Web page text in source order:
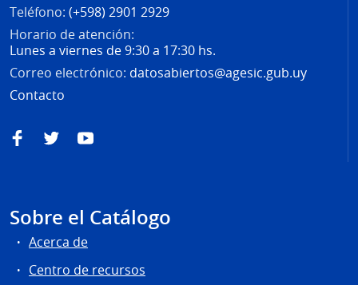
Teléfono: (+598) 2901 2929
Horario de atención:
Lunes a viernes de 9:30 a 17:30 hs.
Correo electrónico: datosabiertos@agesic.gub.uy
Contacto
FacebookTwitterYouTube
Sobre el Catálogo
Acerca de
Centro de recursos